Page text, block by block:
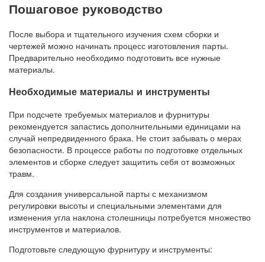
Пошаговое руководство
После выбора и тщательного изучения схем сборки и
чертежей можно начинать процесс изготовления парты.
Предварительно необходимо подготовить все нужные
материалы.
Необходимые материалы и инструменты
При подсчете требуемых материалов и фурнитуры
рекомендуется запастись дополнительными единицами на
случай непредвиденного брака. Не стоит забывать о мерах
безопасности. В процессе работы по подготовке отдельных
элементов и сборке следует защитить себя от возможных
травм.
Для создания универсальной парты с механизмом
регулировки высоты и специальными элементами для
изменения угла наклона столешницы потребуется множество
инструментов и материалов.
Подготовьте следующую фурнитуру и инструменты: